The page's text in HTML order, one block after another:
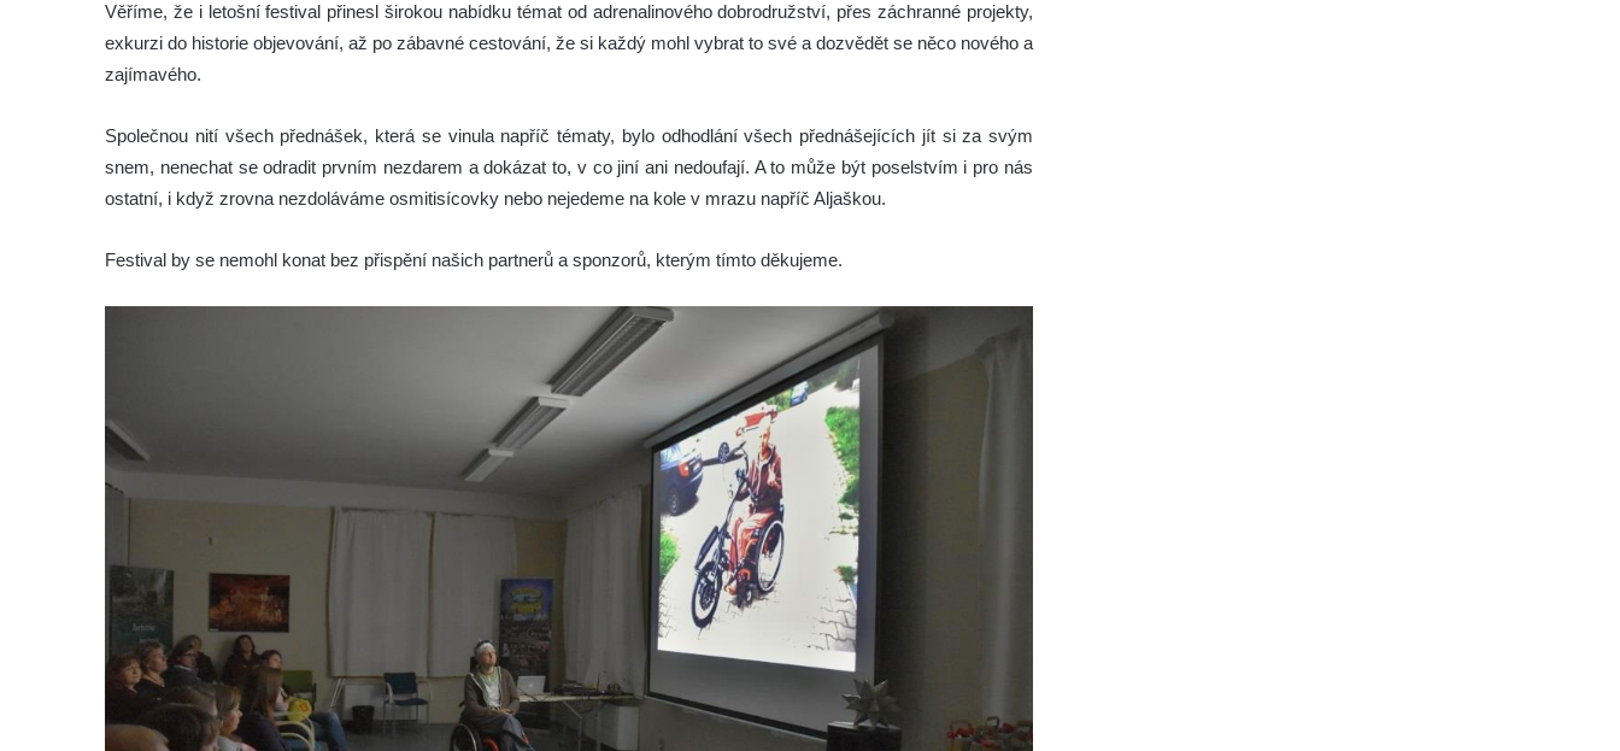
Věříme, že i letošní festival přinesl širokou nabídku témat od adrenalinového dobrodružství, přes záchranné projekty,
exkurzi do historie objevování, až po zábavné cestování, že si každý mohl vybrat to své a dozvědět se něco nového a
zajímavého.
Společnou nití všech přednášek, která se vinula napříč tématy, bylo odhodlání všech přednášejících jít si za svým
snem, nenechat se odradit prvním nezdarem a dokázat to, v co jiní ani nedoufají. A to může být poselstvím i pro nás
ostatní, i když zrovna nezdoláváme osmitisícovky nebo nejedeme na kole v mrazu napříč Aljaškou.
Festival by se nemohl konat bez přispění našich partnerů a sponzorů, kterým tímto děkujeme.